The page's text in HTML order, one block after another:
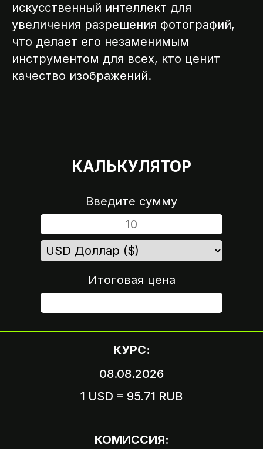
искусственный интеллект для
увеличения разрешения фотографий,
что делает его незаменимым
инструментом для всех, кто ценит
качество изображений.
КОМИССИЯ:
КУРС:
08.08.2026
1 USD = 95.71 RUB
Введите сумму
Итоговая цена
КАЛЬКУЛЯТОР
от вашего аккаунта
ШАГ 4